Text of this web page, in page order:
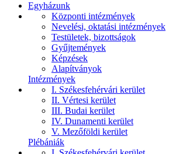
Egyházunk
Központi intézmények
Nevelési, oktatási intézmények
Testületek, bizottságok
Gyűjtemények
Képzések
Alapítványok
Intézmények
I. Székesfehérvári kerület
II. Vértesi kerület
III. Budai kerület
IV. Dunamenti kerület
V. Mezőföldi kerület
Plébániák